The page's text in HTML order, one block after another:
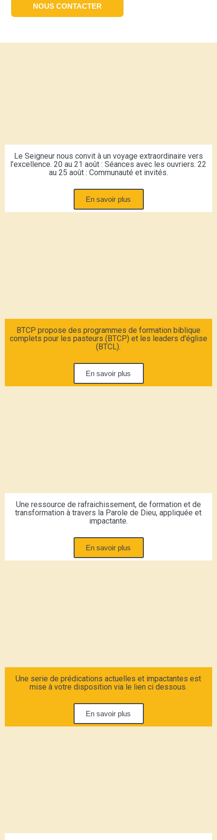
NOUS CONTACTER
Le Seigneur nous convit à un voyage extraordinaire vers
l’excellence. 20 au 21 août : Séances avec les ouvriers. 22
au 25 août : Communauté et invités.
En savoir plus
BTCP propose des programmes de formation biblique
complets pour les pasteurs (BTCP) et les leaders d'église
(BTCL).
En savoir plus
Une ressource de rafraichissement, de formation et de
transformation à travers la Parole de Dieu, appliquée et
impactante.
En savoir plus
Une serie de prédications actuelles et impactantes est
mise à votre disposition via le lien ci dessous.
En savoir plus